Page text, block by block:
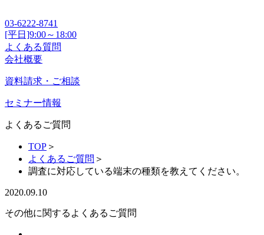
03-6222-8741
[平日]9:00～18:00
よくある質問
会社概要
資料請求・ご相談
セミナー情報
よくあるご質問
TOP ＞
よくあるご質問 ＞
調査に対応している端末の種類を教えてください。
2020.09.10
その他に関するよくあるご質問